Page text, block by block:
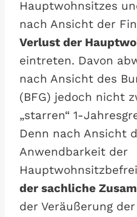
Hauptwohnsitzes
nach Ansicht der
Verlust der
eintreten. Davon
nach Ansicht des
(BFG) jedoch nicht
„starren“ 1-
Denn nach Ansicht
Anwendbarkeit der
der sachliche
der Veräußerung